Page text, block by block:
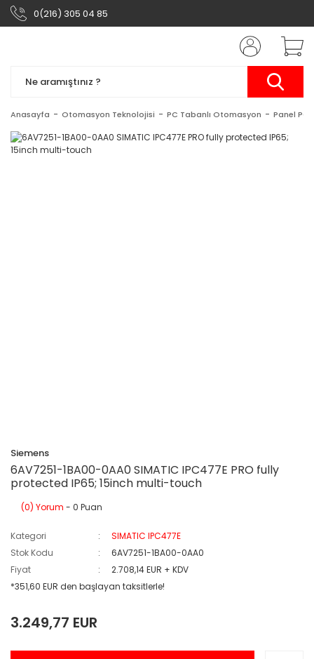
0(216) 305 04 85
Anasayfa Otomasyon Teknolojisi PC Tabanlı Otomasyon Panel
Siemens
6AV7251-1BA00-0AA0 SIMATIC IPC477E PRO fully
protected IP65; 15inch multi-touch
(0) Yorum - 0 Puan
Kategori
SIMATIC IPC477E
Stok Kodu
6AV7251-1BA00-0AA0
Fiyat
2.708,14 EUR + KDV
*351,60 EUR den başlayan taksitlerle!
3.249,77 EUR